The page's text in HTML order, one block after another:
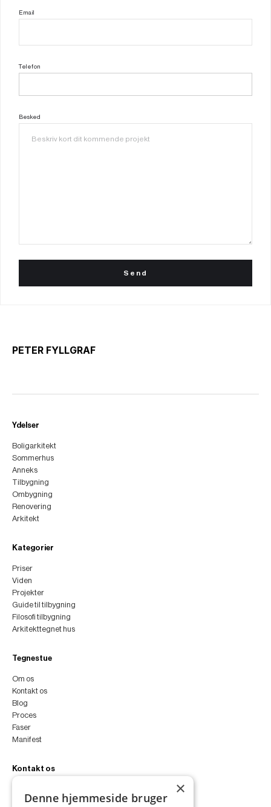
Email
Telefon
Besked
PETER FYLLGRAF
Ydelser
Boligarkitekt
Sommerhus
Anneks
Tilbygning
Ombygning
Renovering
Arkitekt
Kategorier
Priser
Viden
Projekter
Guide til tilbygning
Filosofi tilbygning
Arkitekttegnet hus
Tegnestue
Om os
Kontakt os
Blog
Proces
Faser
Manifest
Kontakt os
+45 4252 0011
×
Denne hjemmeside bruger